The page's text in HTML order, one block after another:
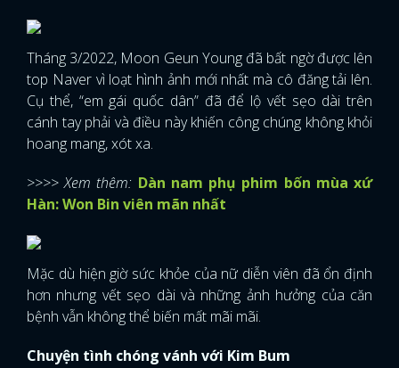
Tháng 3/2022, Moon Geun Young đã bất ngờ được lên
top Naver vì loạt hình ảnh mới nhất mà cô đăng tải lên.
Cụ thể, “em gái quốc dân” đã để lộ vết sẹo dài trên
cánh tay phải và điều này khiến công chúng không khỏi
hoang mang, xót xa.
>>>> Xem thêm: Dàn nam phụ phim bốn mùa xứ
Hàn: Won Bin viên mãn nhất
Mặc dù hiện giờ sức khỏe của nữ diễn viên đã ổn định
hơn nhưng vết sẹo dài và những ảnh hưởng của căn
bệnh vẫn không thể biến mất mãi mãi.
Chuyện tình chóng vánh với Kim Bum